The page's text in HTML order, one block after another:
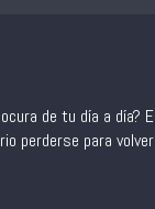
de tu día a día?
perderse para